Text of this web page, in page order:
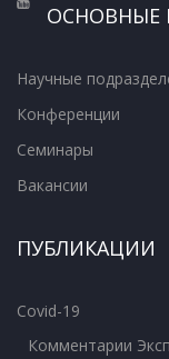
ОСНОВНЫЕ
Научные
Конференции
Семинары
Вакансии
ПУБЛИКАЦИИ
Covid-19
Комментарии